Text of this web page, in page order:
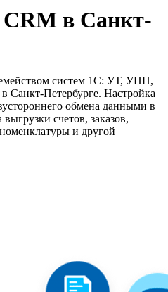
CRM в Санкт-
систем 1С: УТ, УПП,
Санкт-Петербурге. Настройка
обмена данными в
счетов, заказов,
и другой